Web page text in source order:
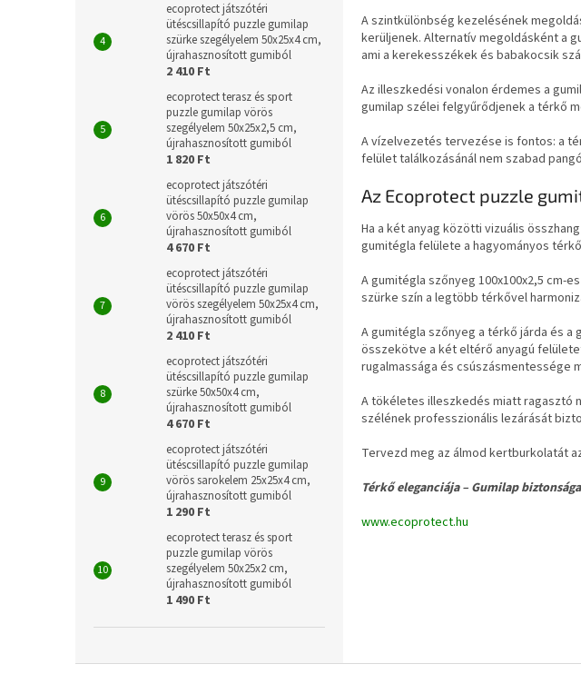
ecoprotect játszótéri
ütéscsillapító puzzle gumilap
szürke szegélyelem 50x25x4 cm,
újrahasznosított gumiból
2 410 Ft
ecoprotect terasz és sport
puzzle gumilap vörös
szegélyelem 50x25x2,5 cm,
újrahasznosított gumiból
1 820 Ft
ecoprotect játszótéri
ütéscsillapító puzzle gumilap
vörös 50x50x4 cm,
újrahasznosított gumiból
4 670 Ft
ecoprotect játszótéri
ütéscsillapító puzzle gumilap
vörös szegélyelem 50x25x4 cm,
újrahasznosított gumiból
2 410 Ft
ecoprotect játszótéri
ütéscsillapító puzzle gumilap
szürke 50x50x4 cm,
újrahasznosított gumiból
4 670 Ft
ecoprotect játszótéri
ütéscsillapító puzzle gumilap
vörös sarokelem 25x25x4 cm,
újrahasznosított gumiból
1 290 Ft
ecoprotect terasz és sport
puzzle gumilap vörös
szegélyelem 50x25x2 cm,
újrahasznosított gumiból
1 490 Ft
A szintkülönbség kezelésének
kerüljenek. Alternatív megoldásként a
ami a kerekesszékek és babakocsik
Az illeszkedési vonalon érdemes a
gumilap szélei felgyűrődjenek a térkő
A vízelvezetés tervezése is fontos: a
felület találkozásánál nem szabad
Az Ecoprotect puzzle
Ha a két anyag közötti vizuális
gumitégla felülete a hagyományos
A gumitégla szőnyeg 100x100x2,5
szürke szín a legtöbb térkővel
A gumitégla szőnyeg a térkő járda és
összekötve a két eltérő anyagú
rugalmassága és csúszásmentessége
A tökéletes illeszkedés miatt ragasztó
szélének professzionális lezárását
Tervezd meg az álmod kertburkolatát
Térkő eleganciája – Gumilap
www.ecoprotect.hu